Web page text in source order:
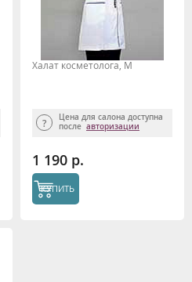
Халат косметолога, M
Цена для салона доступна
после авторизации
1 190 р.
КУПИТЬ